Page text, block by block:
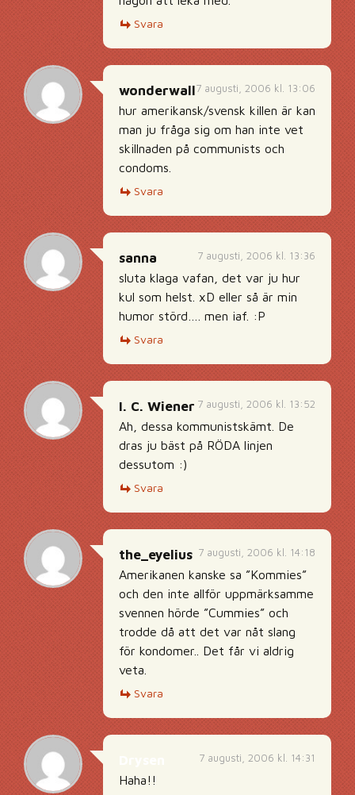
Svara
7 augusti, 2006 kl. 13:06
wonderwall
hur amerikansk/svensk killen är kan
man ju fråga sig om han inte vet
skillnaden på communists och
condoms.
Svara
7 augusti, 2006 kl. 13:36
sanna
sluta klaga vafan, det var ju hur
kul som helst. xD eller så är min
humor störd…. men iaf. :P
Svara
7 augusti, 2006 kl. 13:52
I. C. Wiener
Ah, dessa kommunistskämt. De
dras ju bäst på RÖDA linjen
dessutom :)
Svara
7 augusti, 2006 kl. 14:18
the_eyelius
Amerikanen kanske sa ”Kommies”
och den inte allför uppmärksamme
svennen hörde ”Cummies” och
trodde då att det var nåt slang
för kondomer.. Det får vi aldrig
veta.
Svara
7 augusti, 2006 kl. 14:31
Haha!!